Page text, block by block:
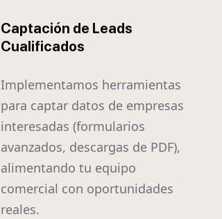
Captación de Leads
Cualificados
Implementamos herramientas
para captar datos de empresas
interesadas (formularios
avanzados, descargas de PDF),
alimentando tu equipo
comercial con oportunidades
reales.